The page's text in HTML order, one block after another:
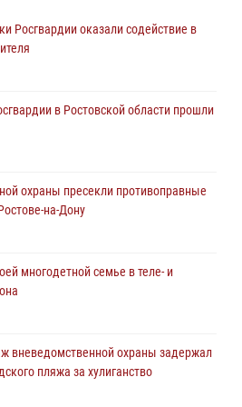
вневедомственной охраны задержал
охраны пресекли противоправные
взрывотехников прошел в
Росгвардии оказали содействие в
в Ростовской области прошли
охраны пресекли противоправные
на-Дону
многодетной семье в теле- и
вневедомственной охраны задержал
пляжа за хулиганство